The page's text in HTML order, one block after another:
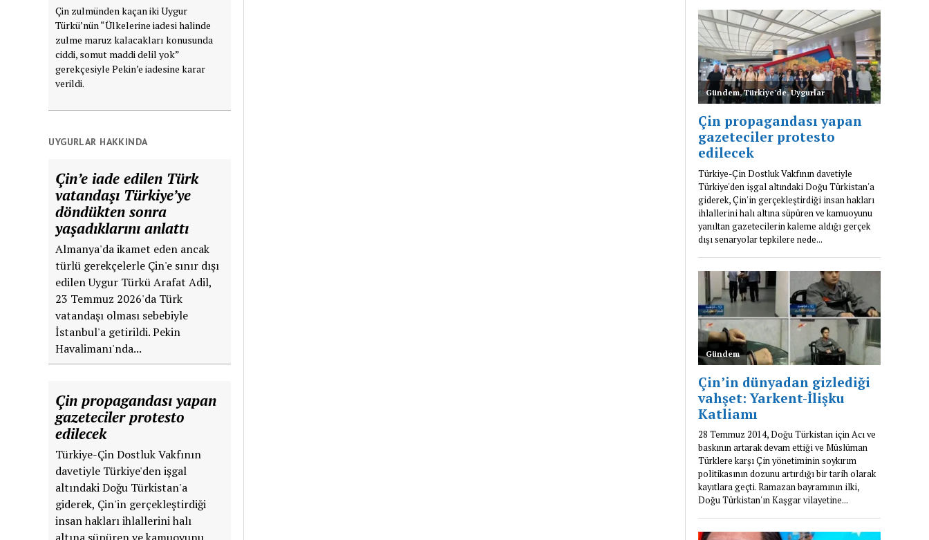
Çin zulmünden kaçan iki Uygur
Türkü’nün “Ülkelerine iadesi halinde
zulme maruz kalacakları konusunda
ciddi, somut maddi delil yok”
gerekçesiyle Pekin’e iadesine karar
verildi.
UYGURLAR HAKKINDA
Çin’e iade edilen Türk
vatandaşı Türkiye’ye
döndükten sonra
yaşadıklarını anlattı
Almanya'da ikamet eden ancak
türlü gerekçelerle Çin'e sınır dışı
edilen Uygur Türkü Arafat Adil,
23 Temmuz 2026'da Türk
vatandaşı olması sebebiyle
İstanbul'a getirildi. Pekin
Havalimanı'nda...
Çin propagandası yapan
gazeteciler protesto
edilecek
Türkiye-Çin Dostluk Vakfının
davetiyle Türkiye'den işgal
altındaki Doğu Türkistan'a
giderek, Çin'in gerçekleştirdiği
insan hakları ihlallerini halı
altına süpüren ve kamuoyunu